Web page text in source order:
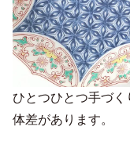
ひとつひとつ手づ
体差があります。